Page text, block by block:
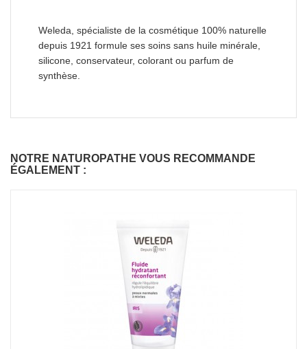
Weleda, spécialiste de la cosmétique 100% naturelle
depuis 1921 formule ses soins sans huile minérale,
silicone, conservateur, colorant ou parfum de
synthèse.
NOTRE NATUROPATHE VOUS RECOMMANDE
ÉGALEMENT :